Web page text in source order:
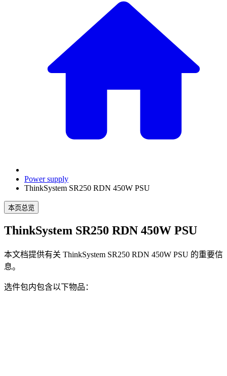
Power supply
ThinkSystem SR250 RDN 450W PSU
本页总览
ThinkSystem SR250 RDN 450W PSU
本文档提供有关 ThinkSystem SR250 RDN 450W PSU 的重要信
息。
选件包内包含以下物品：